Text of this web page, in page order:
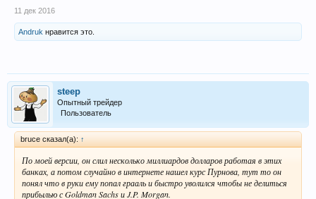
11 дек 2016
Andruk нравится это.
steep
Опытный трейдер
Пользователь
bruce сказал(а): ↑
По моей версии, он слил несколько миллиардов долларов работая в этих
банках, а потом случайно в интернете нашел курс Пурнова, тут то он
понял что в руки ему попал грааль и быстро уволился чтобы не делиться
прибылью с Goldman Sachs и J.P. Morgan.